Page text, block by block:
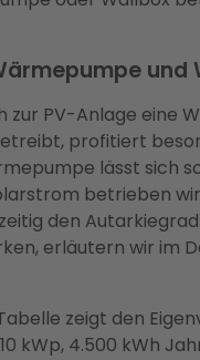
zur PV-Anlage eine
profitiert
lässt sich
betrieben
den
erläutern wir im
zeigt den
kWp, 4.500 kWh